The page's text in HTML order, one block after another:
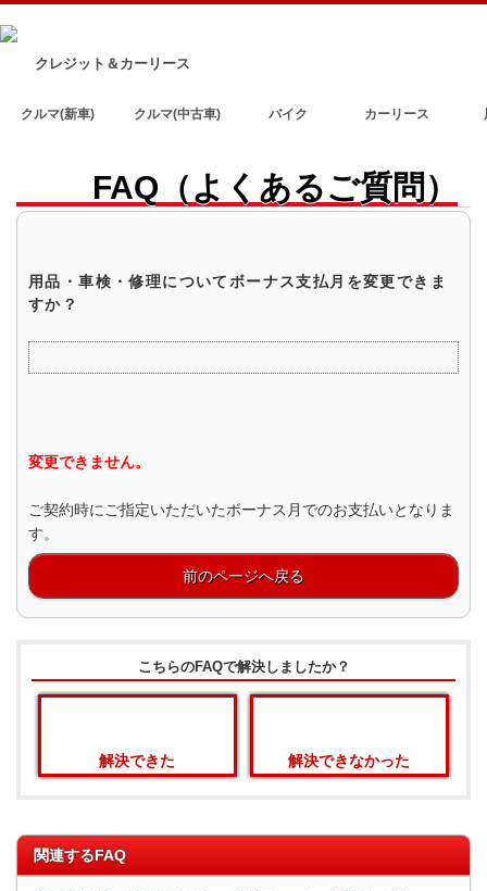
クレジット＆カーリース
クルマ(新車) クルマ(中古車) バイク カーリース
FAQ（よくあるご質問）
用品・車検・修理についてボーナス支払月を変更できま
すか？
変更できません。
ご契約時にご指定いただいたボーナス月でのお支払いとなりま
す。
前のページへ戻る
こちらのFAQで解決しましたか？
解決できた 解決できなかった
関連するFAQ